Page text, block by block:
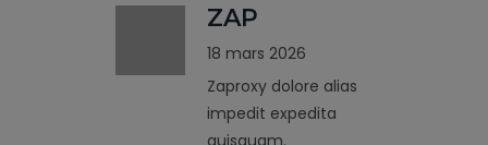
ZAP
18 mars 2026
Zaproxy dolore alias
impedit expedita
quisquam.